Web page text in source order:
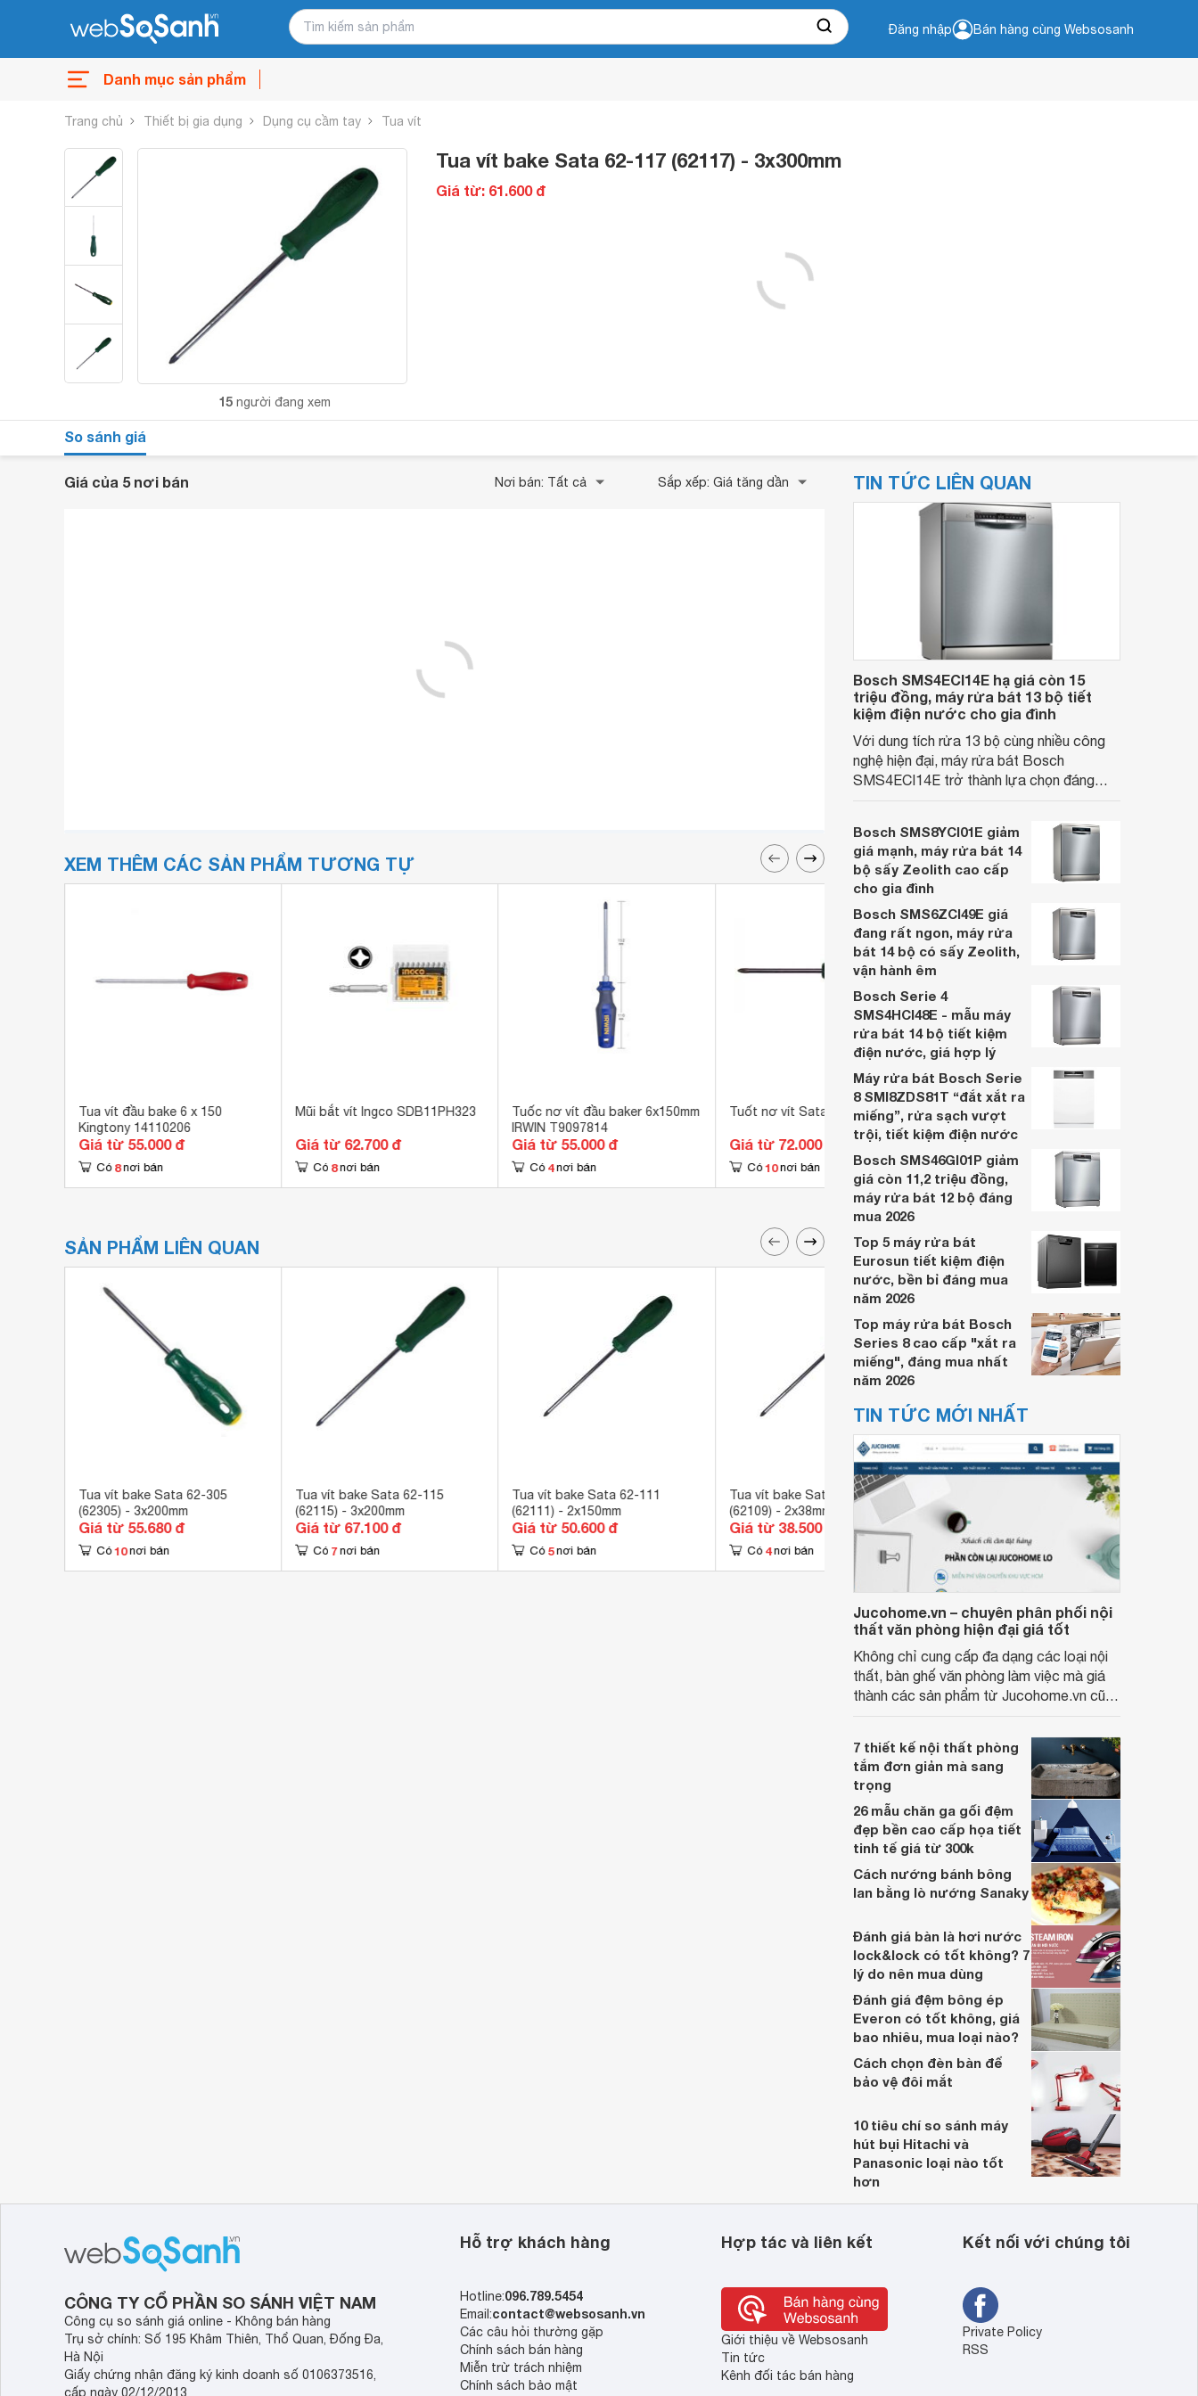
Đăng nhập Bán hàng cùng Websosanh
Danh mục sản phẩm
Trang chủ Thiết bị gia dụng Dụng cụ cầm tay Tua vít
15 người đang xem
Tua vít bake Sata 62-117 (62117) - 3x300mm
Giá từ: 61.600 đ
So sánh giá
Giá của 5 nơi bán Nơi bán: Tất cả Sắp xếp: Giá tăng dần
XEM THÊM CÁC SẢN PHẨM TƯƠNG TỰ
Tua vít đầu bake 6 x 150
Kingtony 14110206
Giá từ 55.000 đ
Có 8 nơi bán
Mũi bắt vít Ingco SDB11PH323
Giá từ 62.700 đ
Có 8 nơi bán
Tuốc nơ vít đầu baker 6x150mm
IRWIN T9097814
Giá từ 55.000 đ
Có 4 nơi bán
Tuốt nơ vít Sata 62309
Giá từ 72.000 đ
Có 10 nơi bán
Tua vít bake Whirl Power 1022-
0600
Giá từ 88.000 đ
Có 3 nơi bán
SẢN PHẨM LIÊN QUAN
Tua vít bake Sata 62-305
(62305) - 3x200mm
Giá từ 55.680 đ
Có 10 nơi bán
Tua vít bake Sata 62-115
(62115) - 3x200mm
Giá từ 67.100 đ
Có 7 nơi bán
Tua vít bake Sata 62-111
(62111) - 2x150mm
Giá từ 50.600 đ
Có 5 nơi bán
Tua vít bake Sata 62-109
(62109) - 2x38mm
Giá từ 38.500 đ
Có 4 nơi bán
Tua vít bake Sata 62-110
(62110) - 2x100mm
Giá từ 47.300 đ
Có 4 nơi bán
TIN TỨC LIÊN QUAN
Bosch SMS4ECI14E hạ giá còn 15
triệu đồng, máy rửa bát 13 bộ tiết
kiệm điện nước cho gia đình
Với dung tích rửa 13 bộ cùng nhiều công
nghệ hiện đại, máy rửa bát Bosch
SMS4ECI14E trở thành lựa chọn đáng
chỉnh giảm sâu.
Bosch SMS8YCI01E giảm
giá mạnh, máy rửa bát 14
bộ sấy Zeolith cao cấp
cho gia đình
Bosch SMS6ZCI49E giá
đang rất ngon, máy rửa
bát 14 bộ có sấy Zeolith,
vận hành êm
Bosch Serie 4
SMS4HCI48E - mẫu máy
rửa bát 14 bộ tiết kiệm
điện nước, giá hợp lý
Máy rửa bát Bosch Serie
8 SMI8ZDS81T “đắt xắt ra
miếng”, rửa sạch vượt
trội, tiết kiệm điện nước
Bosch SMS46GI01P giảm
giá còn 11,2 triệu đồng,
máy rửa bát 12 bộ đáng
mua 2026
Top 5 máy rửa bát
Eurosun tiết kiệm điện
nước, bền bỉ đáng mua
năm 2026
Top máy rửa bát Bosch
Series 8 cao cấp "xắt ra
miếng", đáng mua nhất
năm 2026
TIN TỨC MỚI NHẤT
Jucohome.vn – chuyên phân phối nội
thất văn phòng hiện đại giá tốt
Không chỉ cung cấp đa dạng các loại nội
thất, bàn ghế văn phòng làm việc mà giá
thành các sản phẩm từ Jucohome.vn cũng
7 thiết kế nội thất phòng
tắm đơn giản mà sang
trọng
26 mẫu chăn ga gối đệm
đẹp bền cao cấp họa tiết
tinh tế giá từ 300k
Cách nướng bánh bông
lan bằng lò nướng Sanaky
Đánh giá bàn là hơi nước
lock&lock có tốt không? 7
lý do nên mua dùng
Đánh giá đệm bông ép
Everon có tốt không, giá
bao nhiêu, mua loại nào?
Cách chọn đèn bàn để
bảo vệ đôi mắt
10 tiêu chí so sánh máy
hút bụi Hitachi và
Panasonic loại nào tốt
hơn
CÔNG TY CỔ PHẦN SO SÁNH VIỆT NAM
Công cụ so sánh giá online - Không bán hàng
Trụ sở chính: Số 195 Khâm Thiên, Thổ Quan, Đống Đa,
Hà Nội
Giấy chứng nhận đăng ký kinh doanh số 0106373516,
cấp ngày 02/12/2013
Hỗ trợ khách hàng
Hotline:096.789.5454
Email:contact@websosanh.vn
Các câu hỏi thường gặp
Chính sách bán hàng
Miễn trừ trách nhiệm
Chính sách bảo mật
Hợp tác và liên kết
Giới thiệu về Websosanh
Tin tức
Kênh đối tác bán hàng
Kết nối với chúng tôi
Private Policy
RSS